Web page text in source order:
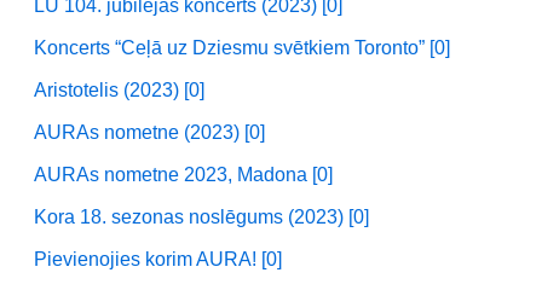
LU 104. jubilejas koncerts (2023) [0]
Koncerts “Ceļā uz Dziesmu svētkiem Toronto” [0]
Aristotelis (2023) [0]
AURAs nometne (2023) [0]
AURAs nometne 2023, Madona [0]
Kora 18. sezonas noslēgums (2023) [0]
Pievienojies korim AURA! [0]